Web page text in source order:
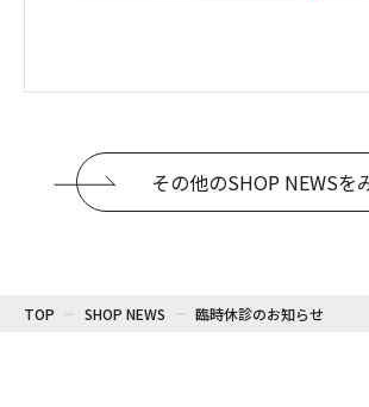
その他のSHOP NEWSを
TOP SHOP NEWS 臨時休診のお知らせ